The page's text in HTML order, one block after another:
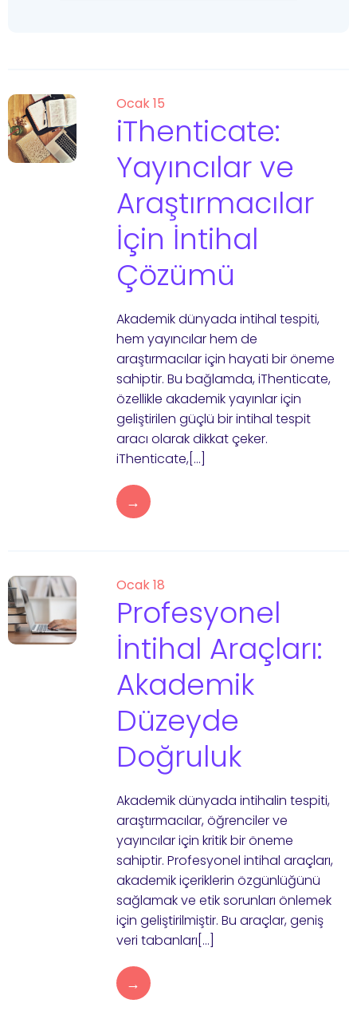
Ocak 15
iThenticate:
Yayıncılar ve
Araştırmacılar
İçin İntihal
Çözümü
Akademik dünyada intihal tespiti,
hem yayıncılar hem de
araştırmacılar için hayati bir öneme
sahiptir. Bu bağlamda, iThenticate,
özellikle akademik yayınlar için
geliştirilen güçlü bir intihal tespit
aracı olarak dikkat çeker.
iThenticate,[…]
→
Ocak 18
Profesyonel
İntihal Araçları:
Akademik
Düzeyde
Doğruluk
Akademik dünyada intihalin tespiti,
araştırmacılar, öğrenciler ve
yayıncılar için kritik bir öneme
sahiptir. Profesyonel intihal araçları,
akademik içeriklerin özgünlüğünü
sağlamak ve etik sorunları önlemek
için geliştirilmiştir. Bu araçlar, geniş
veri tabanları[…]
→